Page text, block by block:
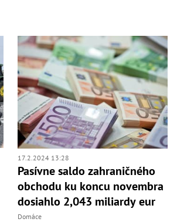
17.2.2024 13:28
Pasívne saldo zahraničného
obchodu ku koncu novembra
dosiahlo 2,043 miliardy eur
Domáce